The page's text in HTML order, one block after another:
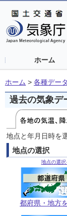
ホーム
ホーム > 各種デー
過去の気象デ
地点と年月日時を
地点の選択
地点の選択
都府県・地方